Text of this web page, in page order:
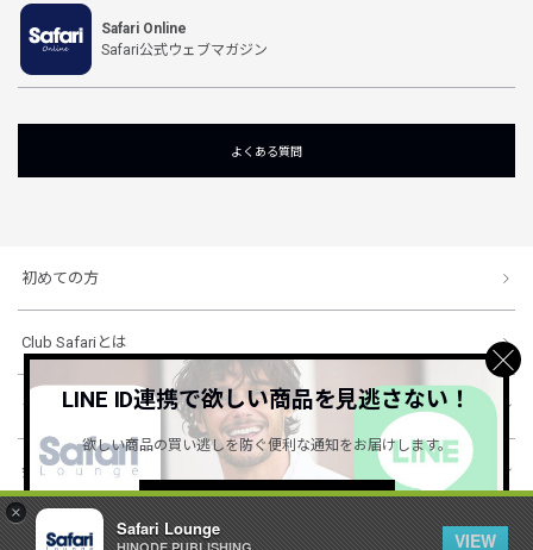
×
Safari Lounge
VIEW
Safari Online
Safari公式ウェブマガジン
よくある質問
初めての方
Club Safariとは
ショッピングガイド
会社概要・規約
LINE ID連携で欲しい商品を見逃さない！
欲しい商品の買い逃しを防ぐ便利な通知をお届けします。
詳しくはこちら ＞